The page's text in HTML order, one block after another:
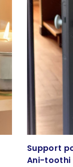
Support
Ani-toothi